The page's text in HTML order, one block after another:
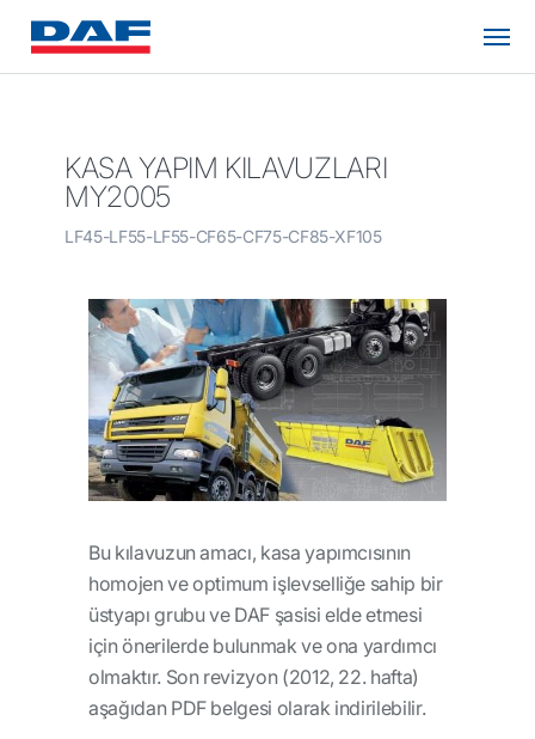
KASA YAPIM KILAVUZLARI
MY2005
LF45-LF55-LF55-CF65-CF75-CF85-XF105
Bu kılavuzun amacı, kasa yapımcısının
homojen ve optimum işlevselliğe sahip bir
üstyapı grubu ve DAF şasisi elde etmesi
için önerilerde bulunmak ve ona yardımcı
olmaktır. Son revizyon (2012, 22. hafta)
aşağıdan PDF belgesi olarak indirilebilir.